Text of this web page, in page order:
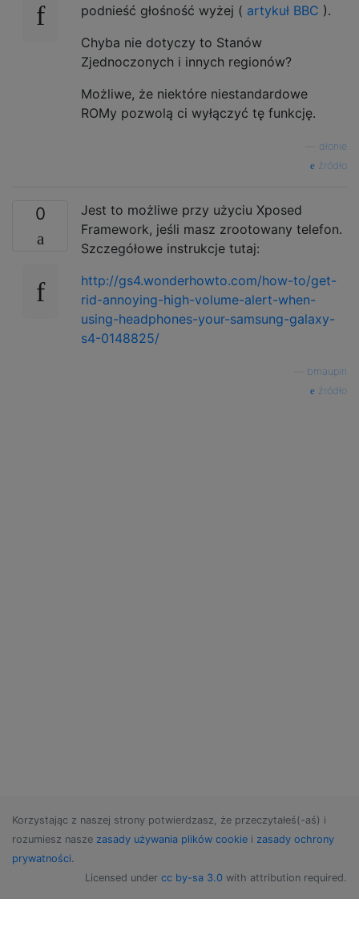
podnieść głośność wyżej ( artykuł BBC ).
Chyba nie dotyczy to Stanów
Zjednoczonych i innych regionów?
Możliwe, że niektóre niestandardowe
ROMy pozwolą ci wyłączyć tę funkcję.
dłonie
źródło
0
Jest to możliwe przy użyciu Xposed
Framework, jeśli masz zrootowany telefon.
Szczegółowe instrukcje tutaj:
http://gs4.wonderhowto.com/how-to/get-
rid-annoying-high-volume-alert-when-
using-headphones-your-samsung-galaxy-
s4-0148825/
bmaupin
źródło
Korzystając z naszej strony potwierdzasz, że przeczytałeś(-aś) i
rozumiesz nasze zasady używania plików cookie i zasady ochrony
prywatności.
Licensed under cc by-sa 3.0 with attribution required.